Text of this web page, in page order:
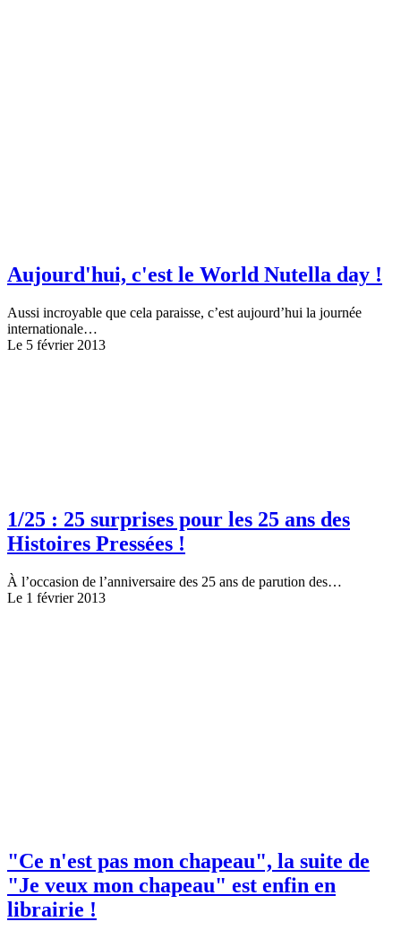
Aujourd'hui, c'est le World Nutella day !
Aussi incroyable que cela paraisse, c’est aujourd’hui la journée
internationale…
Le 5 février 2013
1/25 : 25 surprises pour les 25 ans des
Histoires Pressées !
À l’occasion de l’anniversaire des 25 ans de parution des…
Le 1 février 2013
"Ce n'est pas mon chapeau", la suite de
"Je veux mon chapeau" est enfin en
librairie !